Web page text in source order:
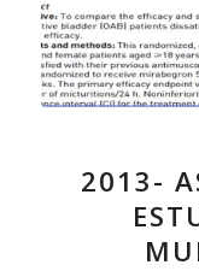
2013-